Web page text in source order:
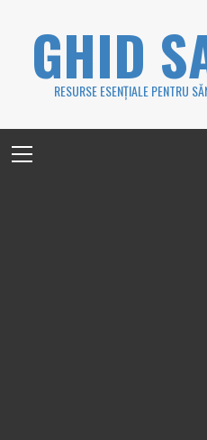
GHID
RESURSE ESENȚIALE PENTRU
Menu